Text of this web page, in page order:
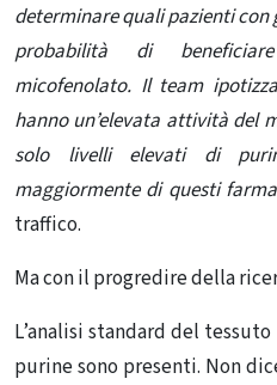
determinare quali pazienti
probabilità di
micofenolato. Il team
hanno un’elevata attività del
solo livelli elevati di
maggiormente di questi
traffico.
Ma con il progredire della
L’analisi standard del
purine sono presenti. Non